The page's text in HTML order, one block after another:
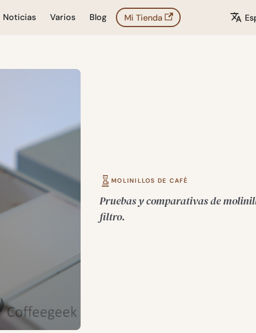
Noticias Varios Blog Mi Tienda
MOLINILLOS DE CAFÉ
Pruebas y comparativas de
filtro.